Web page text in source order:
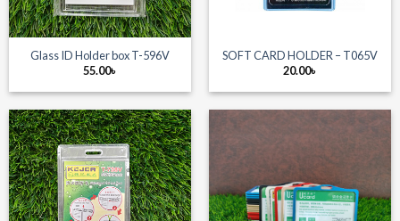
Glass ID Holder box T-596V
55.00৳
SOFT CARD HOLDER – T065V
20.00৳